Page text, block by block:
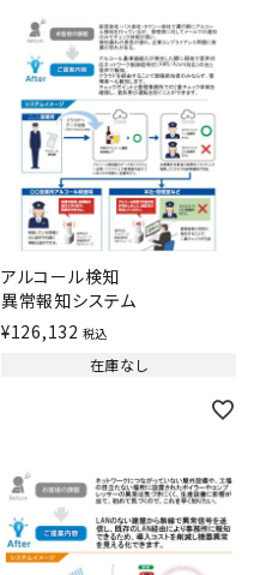
アルコール検知
異常報知システム
¥126,132 税込
在庫なし